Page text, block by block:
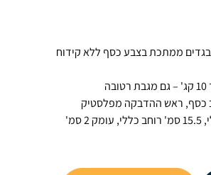
ממתכת בצבע כסף ללא קידוח
כסף, ראש ההדבקה מפלסטיק